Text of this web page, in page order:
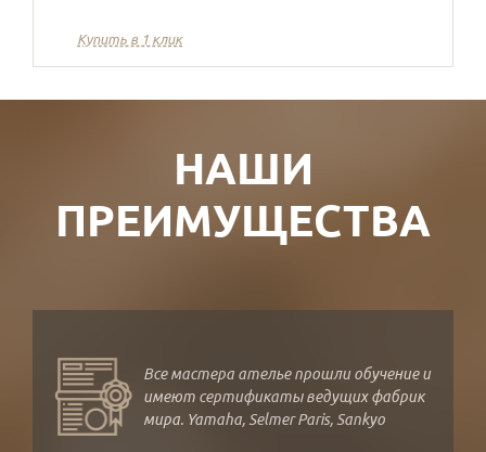
Купить в 1 клик
НАШИ
ПРЕИМУЩЕСТВА
Все мастера ателье прошли обучение и
имеют сертификаты ведущих фабрик
мира. Yamaha, Selmer Paris, Sankyo